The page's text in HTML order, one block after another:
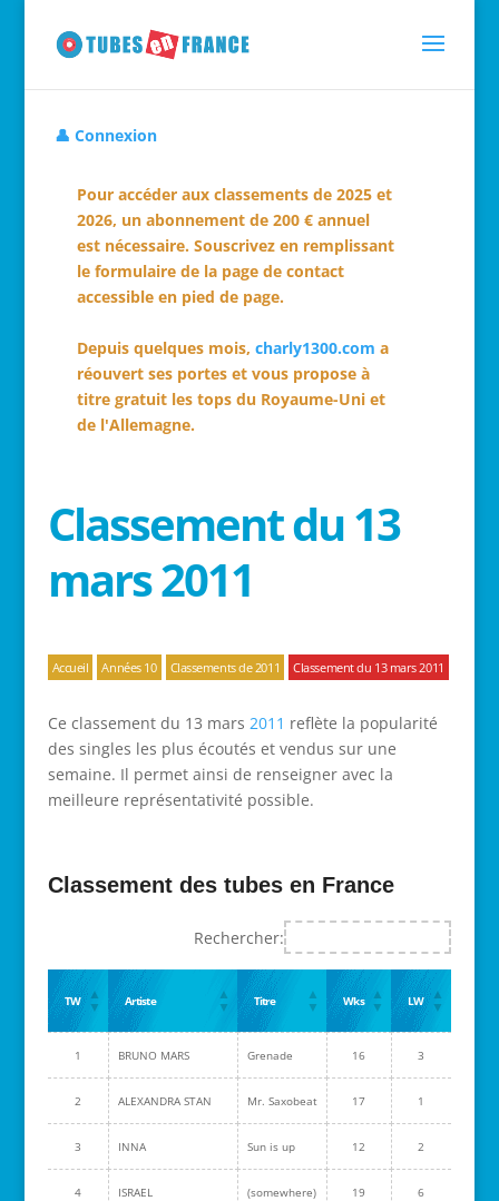
👤 Connexion
Pour accéder aux classements de 2025 et
2026, un abonnement de 200 € annuel
est nécessaire. Souscrivez en remplissant
le formulaire de la page de contact
accessible en pied de page.
Depuis quelques mois, charly1300.com a
réouvert ses portes et vous propose à
titre gratuit les tops du Royaume-Uni et
de l'Allemagne.
Classement du 13
mars 2011
Accueil Années 10 Classements de 2011 Classement du 13 mars 2011
Ce classement du 13 mars 2011 reflète la popularité
des singles les plus écoutés et vendus sur une
semaine. Il permet ainsi de renseigner avec la
meilleure représentativité possible.
Classement des tubes en France
Rechercher:
TW Artiste Titre Wks LW
1 BRUNO MARS Grenade 16 3
2 ALEXANDRA STAN Mr. Saxobeat 17 1
3 INNA Sun is up 12 2
4
ISRAEL
(somewhere)
19 6